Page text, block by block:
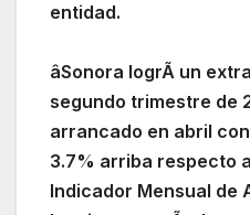
entidad.
âSonora logrÃ un
segundo trimestre de
arrancado en abril
3.7% arriba respecto
Indicador Mensual de